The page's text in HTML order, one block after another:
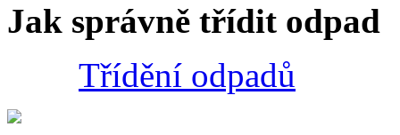
Jak správně třídit odpad
Třídění odpadů